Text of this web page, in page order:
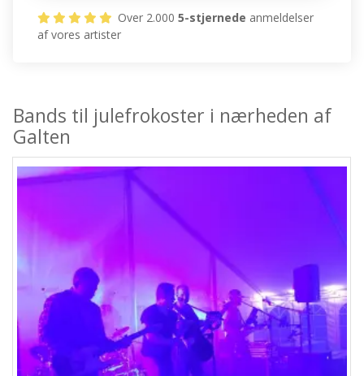
Over 2.0005-stjernede anmeldelser
af vores artister
Bands til julefrokoster i nærheden af
Galten